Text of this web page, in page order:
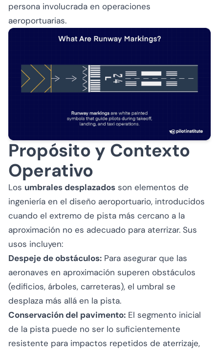
persona involucrada en operaciones
aeroportuarias.
Propósito y Contexto
Operativo
Los umbrales desplazados son elementos de
ingeniería en el diseño aeroportuario, introducidos
cuando el extremo de pista más cercano a la
aproximación no es adecuado para aterrizar. Sus
usos incluyen:
Despeje de obstáculos: Para asegurar que las
aeronaves en aproximación superen obstáculos
(edificios, árboles, carreteras), el umbral se
desplaza más allá en la pista.
Conservación del pavimento: El segmento inicial
de la pista puede no ser lo suficientemente
resistente para impactos repetidos de aterrizaje,